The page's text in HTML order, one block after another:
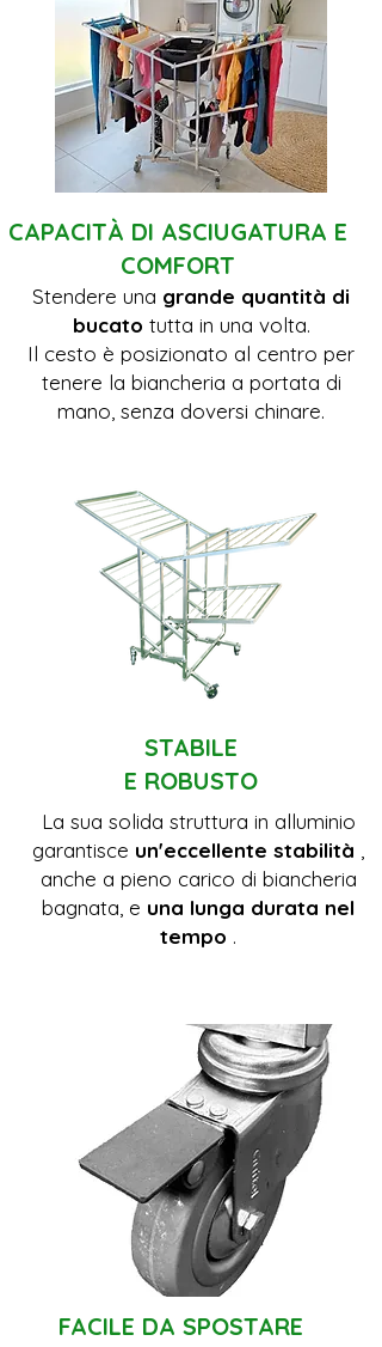
CAPACITÀ DI ASCIUGATURA E
COMFORT
Stendere una grande quantità di
bucato tutta in una volta.
Il cesto è posizionato al centro per
tenere la biancheria a portata di
mano, senza doversi chinare.
STABILE
E ROBUSTO
La sua solida struttura in alluminio
garantisce un'eccellente stabilità ,
anche a pieno carico di biancheria
bagnata, e una lunga durata nel
tempo .
FACILE DA SPOSTARE